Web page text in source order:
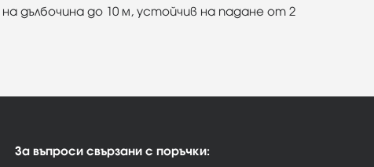
дълбочина до 10 м, устойчив на падане от 2
За въпроси свързани с поръчки: